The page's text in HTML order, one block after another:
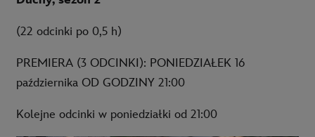
(22 odcinki po 0,5 h)
PREMIERA (3 ODCINKI): PONIEDZIAŁEK 16
października OD GODZINY 21:00
Kolejne odcinki w poniedziałki od 21:00